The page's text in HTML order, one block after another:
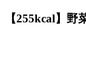
【255kcal】野